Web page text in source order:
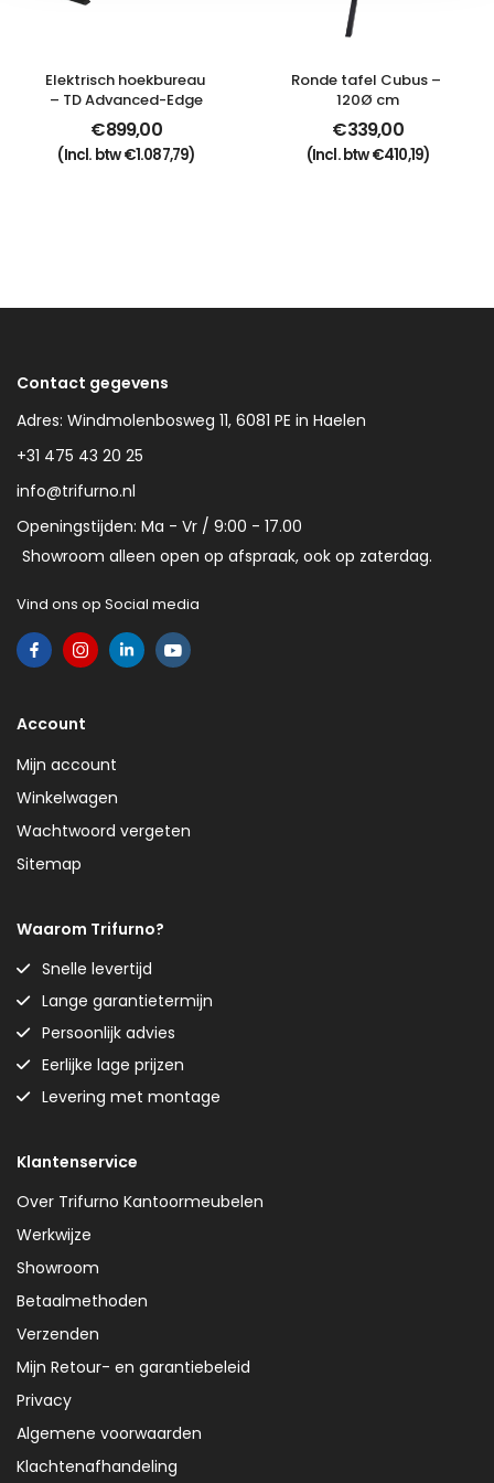
Elektrisch hoekbureau
– TD Advanced-Edge
€899,00
(Incl. btw€1.087,79)
Ronde tafel Cubus –
120Ø cm
€339,00
(Incl. btw€410,19)
Contact gegevens
Adres: Windmolenbosweg 11, 6081 PE in Haelen
+31 475 43 20 25
info@trifurno.nl
Openingstijden: Ma - Vr / 9:00 - 17.00
Showroom alleen open op afspraak, ook op zaterdag.
Vind ons op Social media
Account
Mijn account
Winkelwagen
Wachtwoord vergeten
Sitemap
Waarom Trifurno?
Snelle levertijd
Lange garantietermijn
Persoonlijk advies
Eerlijke lage prijzen
Levering met montage
Klantenservice
Over Trifurno Kantoormeubelen
Werkwijze
Showroom
Betaalmethoden
Verzenden
Mijn Retour- en garantiebeleid
Privacy
Algemene voorwaarden
Klachtenafhandeling